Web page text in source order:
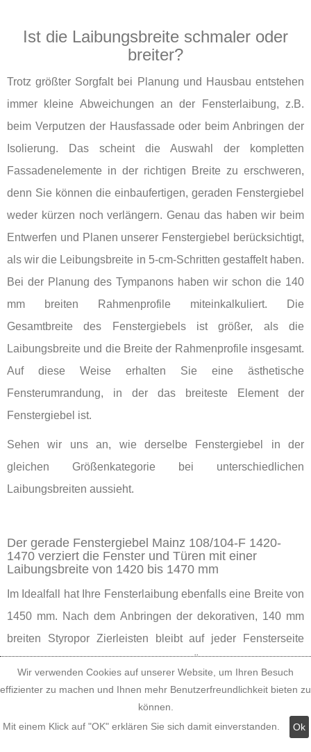
Ist die Laibungsbreite schmaler oder
breiter?
Trotz größter Sorgfalt bei Planung und Hausbau entstehen
immer kleine Abweichungen an der Fensterlaibung, z.B.
beim Verputzen der Hausfassade oder beim Anbringen der
Isolierung. Das scheint die Auswahl der kompletten
Fassadenelemente in der richtigen Breite zu erschweren,
denn Sie können die einbaufertigen, geraden Fenstergiebel
weder kürzen noch verlängern. Genau das haben wir beim
Entwerfen und Planen unserer Fenstergiebel berücksichtigt,
als wir die Leibungsbreite in 5-cm-Schritten gestaffelt haben.
Bei der Planung des Tympanons haben wir schon die 140
mm breiten Rahmenprofile miteinkalkuliert. Die
Gesamtbreite des Fenstergiebels ist größer, als die
Laibungsbreite und die Breite der Rahmenprofile insgesamt.
Auf diese Weise erhalten Sie eine ästhetische
Fensterumrandung, in der das breiteste Element der
Fenstergiebel ist.
Sehen wir uns an, wie derselbe Fenstergiebel in der
gleichen Größenkategorie bei unterschiedlichen
Laibungsbreiten aussieht.
Der gerade Fenstergiebel Mainz 108/104-F 1420-
1470 verziert die Fenster und Türen mit einer
Laibungsbreite von 1420 bis 1470 mm
Im Idealfall hat Ihre Fensterlaibung ebenfalls eine Breite von
1450 mm. Nach dem Anbringen der dekorativen, 140 mm
breiten Styropor Zierleisten bleibt auf jeder Fensterseite
neben dem Zierprofil außen noch ein Überstand von 23 mm,
Zierleisten wie auf Säulen ruhen. Der Betrachter der
Fassadenverzierung hat das Gefühl, etwas Vollendetes zu
Wir verwenden Cookies auf unserer Website, um Ihren Besuch
effizienter zu machen und Ihnen mehr Benutzerfreundlichkeit bieten zu
können.
Mit einem Klick auf "OK" erklären Sie sich damit einverstanden.
Ok